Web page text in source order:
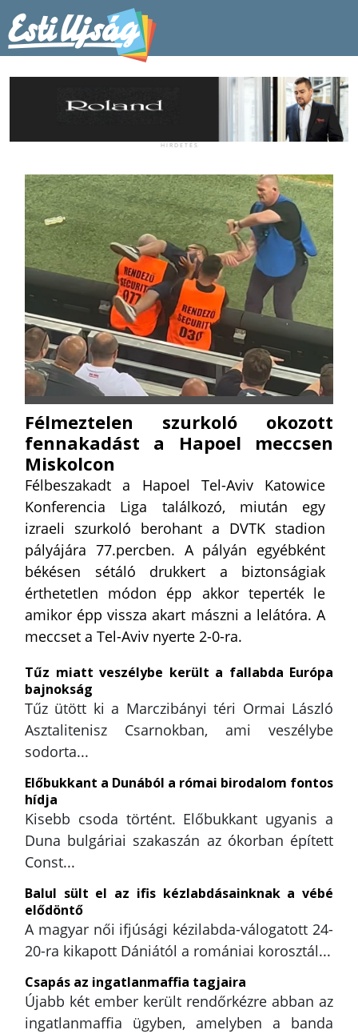
H I R D E T É S
Félmeztelen szurkoló okozott
fennakadást a Hapoel meccsen
Miskolcon
Félbeszakadt a Hapoel Tel-Aviv Katowice
Konferencia Liga találkozó, miután egy
izraeli szurkoló berohant a DVTK stadion
pályájára 77.percben. A pályán egyébként
békésen sétáló drukkert a biztonságiak
érthetetlen módon épp akkor teperték le
amikor épp vissza akart mászni a lelátóra. A
meccset a Tel-Aviv nyerte 2-0-ra.
Tűz miatt veszélybe került a fallabda Európa
bajnokság
Tűz ütött ki a Marczibányi téri Ormai László
Asztalitenisz Csarnokban, ami veszélybe
sodorta...
Előbukkant a Dunából a római birodalom fontos
hídja
Kisebb csoda történt. Előbukkant ugyanis a
Duna bulgáriai szakaszán az ókorban épített
Const...
Balul sült el az ifis kézlabdásainknak a vébé
elődöntő
A magyar női ifjúsági kézilabda-válogatott 24-
20-ra kikapott Dániától a romániai korosztál...
Csapás az ingatlanmaffia tagjaira
Újabb két ember került rendőrkézre abban az
ingatlanmaffia ügyben, amelyben a banda